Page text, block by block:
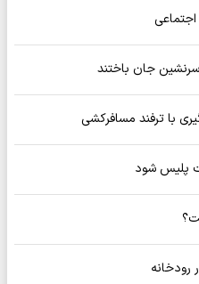
با ترفند مسافرکشی
پلیس شود
رودخانه